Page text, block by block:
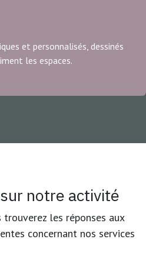
et personnalisés, dessinés
les espaces.
notre activité
les réponses aux
concernant nos services